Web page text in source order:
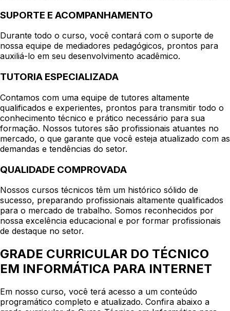
SUPORTE E ACOMPANHAMENTO
Durante todo o curso, você contará com o suporte de
nossa equipe de mediadores pedagógicos, prontos para
auxiliá-lo em seu desenvolvimento acadêmico.
TUTORIA ESPECIALIZADA
Contamos com uma equipe de tutores altamente
qualificados e experientes, prontos para transmitir todo o
conhecimento técnico e prático necessário para sua
formação. Nossos tutores são profissionais atuantes no
mercado, o que garante que você esteja atualizado com as
demandas e tendências do setor.
QUALIDADE COMPROVADA
Nossos cursos técnicos têm um histórico sólido de
sucesso, preparando profissionais altamente qualificados
para o mercado de trabalho. Somos reconhecidos por
nossa excelência educacional e por formar profissionais
de destaque no setor.
GRADE CURRICULAR DO TÉCNICO
EM INFORMÁTICA PARA INTERNET
Em nosso curso, você terá acesso a um conteúdo
programático completo e atualizado. Confira abaixo a